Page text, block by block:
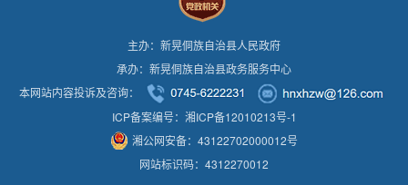
主办：新晃侗族自治县人民政府
承办：新晃侗族自治县政务服务中心
本网站内容投诉及咨询：
ICP备案编号：湘ICP备12010213号-1
湘公网安备：43122702000012号
网站标识码：4312270012